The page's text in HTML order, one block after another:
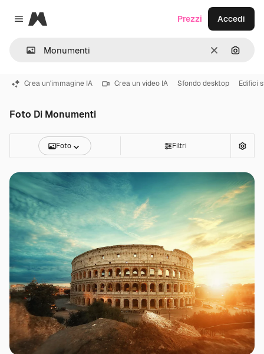
Close menu
Magnific
CancellaCerca
Prezzi Accedi
Crea un'immagine IA Crea un video IA Sfondo desktop Edifici
Foto Di Monumenti
Foto Filtri